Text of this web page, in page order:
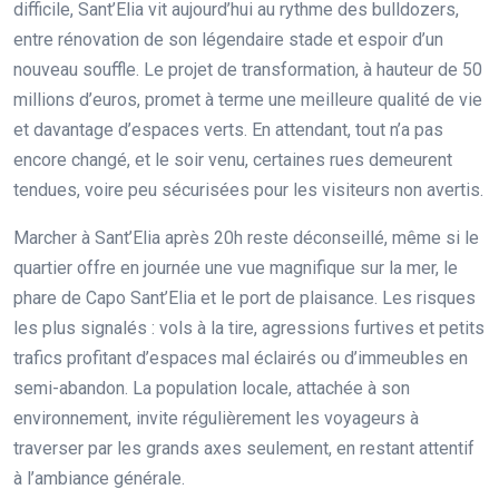
difficile, Sant’Elia vit aujourd’hui au rythme des bulldozers,
entre rénovation de son légendaire stade et espoir d’un
nouveau souffle. Le projet de transformation, à hauteur de 50
millions d’euros, promet à terme une meilleure qualité de vie
et davantage d’espaces verts. En attendant, tout n’a pas
encore changé, et le soir venu, certaines rues demeurent
tendues, voire peu sécurisées pour les visiteurs non avertis.
Marcher à Sant’Elia après 20h reste déconseillé, même si le
quartier offre en journée une vue magnifique sur la mer, le
phare de Capo Sant’Elia et le port de plaisance. Les risques
les plus signalés : vols à la tire, agressions furtives et petits
trafics profitant d’espaces mal éclairés ou d’immeubles en
semi-abandon. La population locale, attachée à son
environnement, invite régulièrement les voyageurs à
traverser par les grands axes seulement, en restant attentif
à l’ambiance générale.